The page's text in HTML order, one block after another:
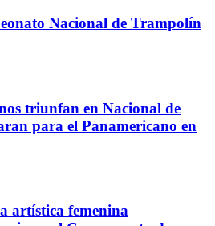
Nacional de Trampolín
triunfan en Nacional de
para el Panamericano en
artística femenina